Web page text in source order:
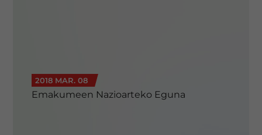
2018 MAR. 08
Emakumeen Nazioarteko Eguna